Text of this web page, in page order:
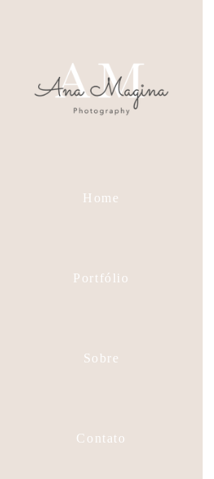
Home
Portfólio
Sobre
Contato